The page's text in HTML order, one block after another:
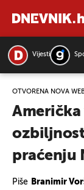
Vijesti
OTVORENA NOVA
praćenju
Piše Branimir
PRETRAŽITE